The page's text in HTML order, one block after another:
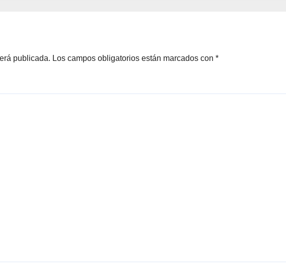
publicada. Los campos obligatorios están marcados con *